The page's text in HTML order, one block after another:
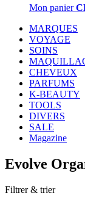
Mon panier
MARQUES
VOYAGE
SOINS
CHEVEUX
PARFUMS
K-BEAUTY
TOOLS
DIVERS
SALE
Magazine
Evolve
Filtrer & trier